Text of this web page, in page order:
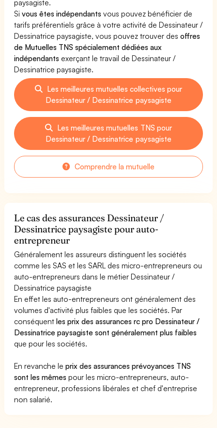
paysagiste.
Sivous êtes indépendants vous pouvez bénéficier de
tarifs préférentiels grâce à votre activité de Dessinateur /
Dessinatrice paysagiste, vous pouvez trouver desoffres
de Mutuelles TNS spécialement dédiées aux
indépendants exerçant le travail de Dessinateur /
Dessinatrice paysagiste.
Les meilleures mutuelles collectives pour
Dessinateur / Dessinatrice paysagiste
Les meilleures mutuelles TNS pour
Dessinateur / Dessinatrice paysagiste
Comprendre la mutuelle
Le cas des assurances Dessinateur /
Dessinatrice paysagiste pour auto-
entrepreneur
Généralement les assureurs distinguent les sociétés
comme les SAS et les SARL des micro-entrepreneurs ou
auto-entrepreneurs dans le métier Dessinateur /
Dessinatrice paysagiste
En effet les auto-entrepreneurs ont généralement des
volumes d'activité plus faibles que les sociétés. Par
conséquentles prix des assurances rc pro Dessinateur /
Dessinatrice paysagiste sont généralement plus faibles
que pour les sociétés.
En revanche leprix des assurances prévoyances TNS
sont les mêmes pour les micro-entrepreneurs, auto-
entrepreneur, professions libérales et chef d'entreprise
non salarié.